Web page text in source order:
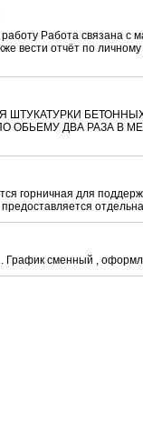
Работа связана
вести отчёт по
ШТУКАТУРКИ
ОБЬЕМУ ДВА РАЗА В
горничная для
График сменный ,